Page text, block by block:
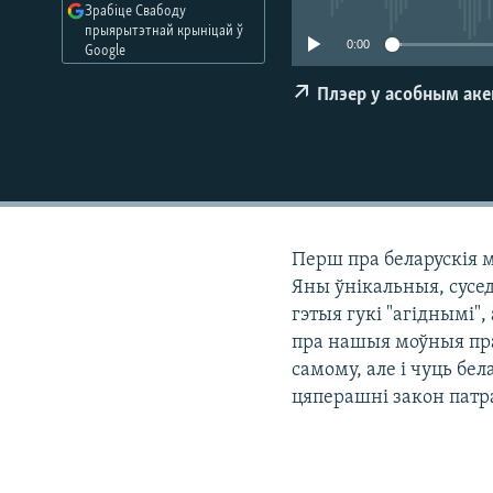
КАЛЯНДАР
НА ХВАЛЯХ СВАБОДЫ
0:00
Плэер у асобным
Зрабіце Свабоду
прыярытэтнай крыніцай ў
Google
Перш пра беларускія
Яны ўнікальныя,
гэтыя гукі
пра нашыя моўныя
самому, але і чуць
цяперашні закон